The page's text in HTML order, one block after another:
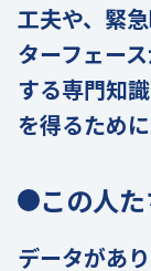
工夫や、緊
ターフェー
する専門知
を得るために
この人
データがあ